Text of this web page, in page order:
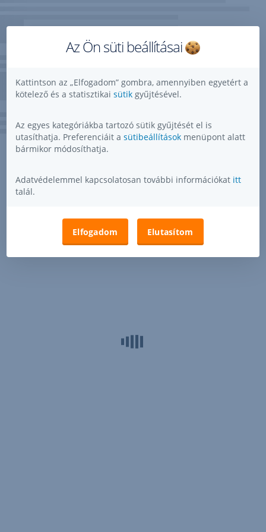
Az Ön süti beállításai
Kattintson az „Elfogadom” gombra, amennyiben egyetért a
kötelező és a statisztikai sütik gyűjtésével.
Az egyes kategóriákba tartozó sütik gyűjtését el is
utasíthatja. Preferenciáit a sütibeállítások menüpont alatt
bármikor módosíthatja.
Adatvédelemmel kapcsolatosan további információkat itt
talál.
Elfogadom Elutasítom